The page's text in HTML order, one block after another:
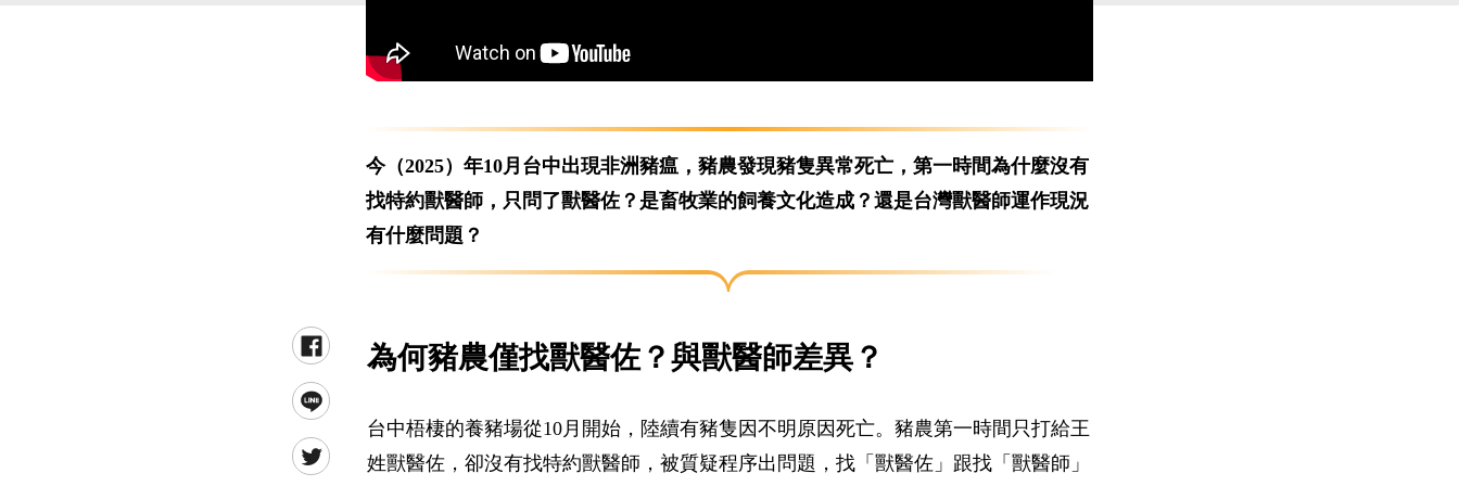
今（2025）年10月台中出現非洲豬瘟，豬農發現豬隻異常死亡，第一時間為什麼沒有
找特約獸醫師，只問了獸醫佐？是畜牧業的飼養文化造成？還是台灣獸醫師運作現況
有什麼問題？
為何豬農僅找獸醫佐？與獸醫師差異？
台中梧棲的養豬場從10月開始，陸續有豬隻因不明原因死亡。豬農第一時間只打給王
姓獸醫佐，卻沒有找特約獸醫師，被質疑程序出問題，找「獸醫佐」跟找「獸醫師」